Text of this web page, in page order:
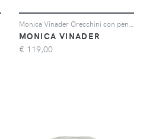
MONICA VINADER
€ 119,00